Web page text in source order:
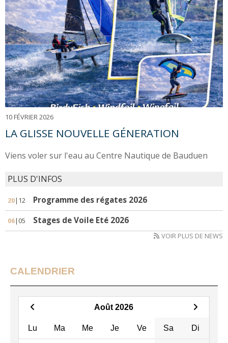
10 FÉVRIER 2026
LA GLISSE NOUVELLE GÉNERATION
Viens voler sur l'eau au Centre Nautique de Bauduen
PLUS D'INFOS
20|12 Programme des régates 2026
06|05 Stages de Voile Eté 2026
VOIR PLUS DE NEWS
CALENDRIER
Août 2026
Lu Ma Me Je Ve Sa Di